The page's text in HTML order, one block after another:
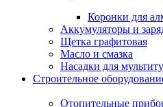
Коронки для
Аккумуляторы и
Щетка графитовая
Масло и смазка
Насадки для
Строительное
Отопительные